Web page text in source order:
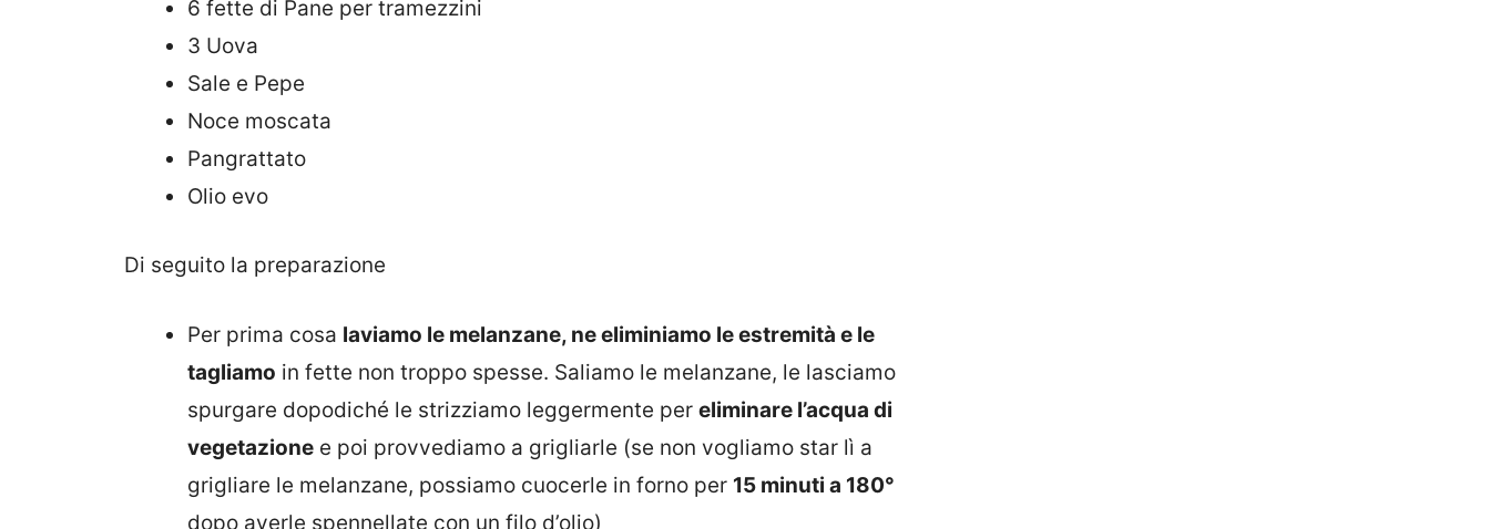
6 fette di Pane per tramezzini
3 Uova
Sale e Pepe
Noce moscata
Pangrattato
Olio evo
Di seguito la preparazione
Per prima cosa laviamo le melanzane, ne eliminiamo le estremità e le
tagliamo in fette non troppo spesse. Saliamo le melanzane, le lasciamo
spurgare dopodiché le strizziamo leggermente per eliminare l’acqua di
vegetazione e poi provvediamo a grigliarle (se non vogliamo star lì a
grigliare le melanzane, possiamo cuocerle in forno per 15 minuti a 180°
dopo averle spennellate con un filo d’olio)